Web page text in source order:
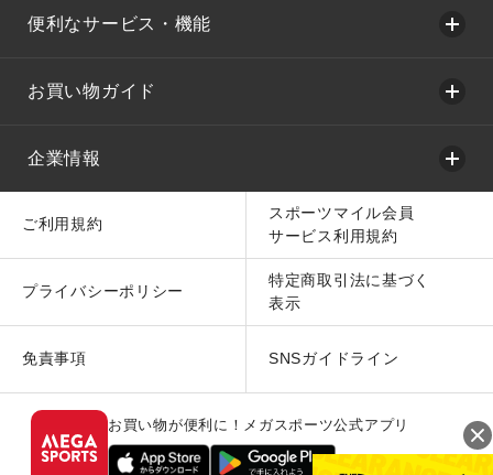
便利なサービス・機能
お買い物ガイド
企業情報
ご利用規約
スポーツマイル会員
サービス利用規約
プライバシーポリシー
特定商取引法に基づく
表示
免責事項 SNSガイドライン
お買い物が便利に！メガスポーツ公式アプリ